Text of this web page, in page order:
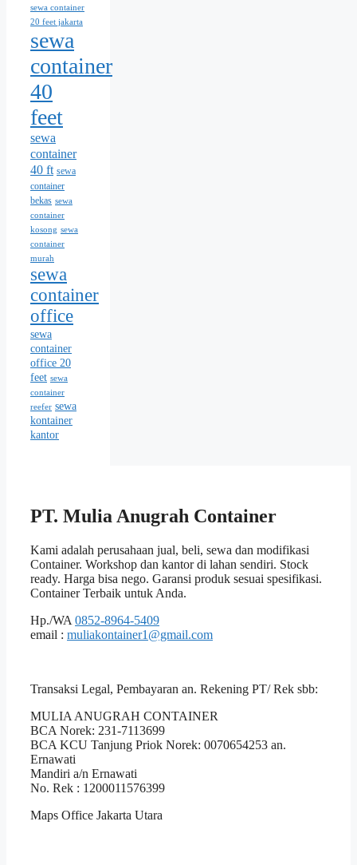
sewa container
20 feet jakarta
sewa
container
40
feet
sewa
container
40 ft sewa
container
bekas sewa
container
kosong sewa
container
murah
sewa
container
office
sewa
container
office 20
feet sewa
container
reefer sewa
kontainer
kantor
PT. Mulia Anugrah Container
Kami adalah perusahaan jual, beli, sewa dan modifikasi
Container. Workshop dan kantor di lahan sendiri. Stock
ready. Harga bisa nego. Garansi produk sesuai spesifikasi.
Container Terbaik untuk Anda.
Hp./WA 0852-8964-5409
email : muliakontainer1@gmail.com
Transaksi Legal, Pembayaran an. Rekening PT/ Rek sbb:
MULIA ANUGRAH CONTAINER
BCA Norek: 231-7113699
BCA KCU Tanjung Priok Norek: 0070654253 an.
Ernawati
Mandiri a/n Ernawati
No. Rek : 1200011576399
Maps Office Jakarta Utara